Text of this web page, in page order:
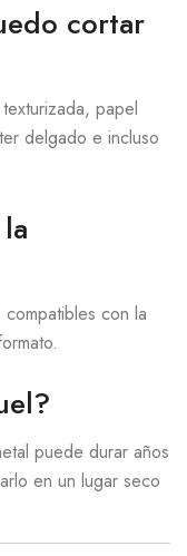
cortar
papel
delgado e incluso
con la
puede durar años
en un lugar seco